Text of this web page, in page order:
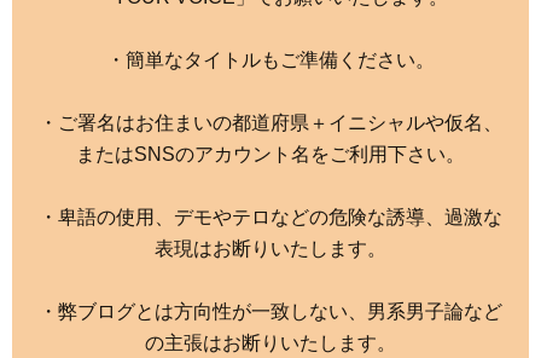
・簡単なタイトルもご準備ください。
・ご署名はお住まいの都道府県＋イニシャルや仮名、
またはSNSのアカウント名をご利用下さい。
・卑語の使用、デモやテロなどの危険な誘導、過激な
表現はお断りいたします。
・弊ブログとは方向性が一致しない、男系男子論など
の主張はお断りいたします。